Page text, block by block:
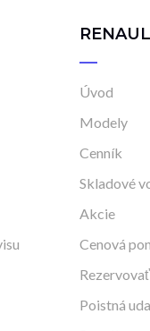
Úvod
Modely
Cenník
Skladové
Akcie
Cenová
Poistná